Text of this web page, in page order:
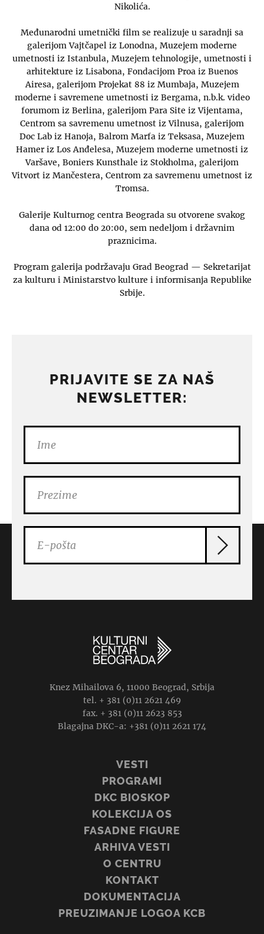
Nikolića.
Međunarodni umetnički film se realizuje u saradnji sa
galerijom Vajtčapel iz Lonodna, Muzejem moderne
umetnosti iz Istanbula, Muzejem tehnologije, umetnosti i
arhitekture iz Lisabona, Fondacijom Proa iz Buenos
Airesa, galerijom Projekat 88 iz Mumbaja, Muzejem
moderne i savremene umetnosti iz Bergama, n.b.k. video
forumom iz Berlina, galerijom Para Site iz Vijentama,
Centrom sa savremenu umetnost iz Vilnusa, galerijom
Doc Lab iz Hanoja, Balrom Marfa iz Teksasa, Muzejem
Hamer iz Los Anđelesa, Muzejem moderne umetnosti iz
Varšave, Boniers Kunsthale iz Stokholma, galerijom
Vitvort iz Mančestera, Centrom za savremenu umetnost iz
Tromsa.
Galerije Kulturnog centra Beograda su otvorene svakog
dana od 12:00 do 20:00, sem nedeljom i državnim
praznicima.
Program galerija podržavaju Grad Beograd — Sekretarijat
za kulturu i Ministarstvo kulture i informisanja Republike
Srbije.
PRIJAVITE SE ZA NAŠ
NEWSLETTER:
Knez Mihailova 6, 11000 Beograd, Srbija
tel. + 381 (0)11 2621 469
fax. + 381 (0)11 2623 853
Blagajna DKC-a: +381 (0)11 2621 174
VESTI
PROGRAMI
DKC BIOSKOP
KOLEKCIJA OS
FASADNE FIGURE
ARHIVA VESTI
O CENTRU
KONTAKT
DOKUMENTACIJA
PREUZIMANJE LOGOA KCB